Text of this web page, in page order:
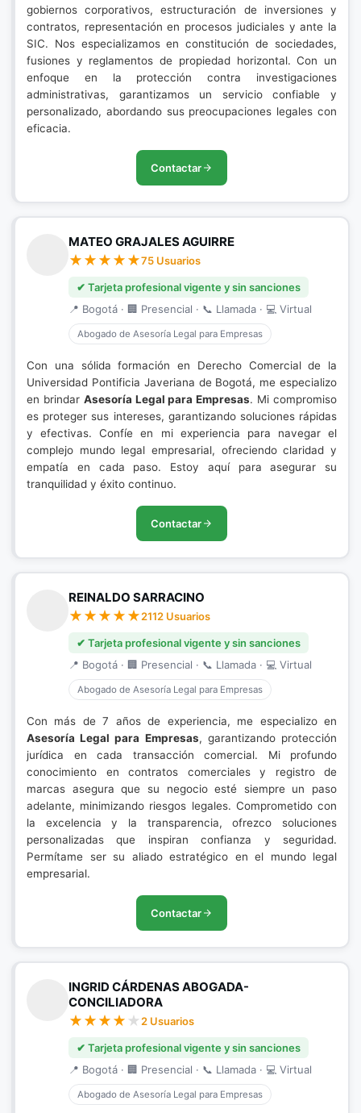
gobiernos corporativos, estructuración de inversiones y
contratos, representación en procesos judiciales y ante la
SIC. Nos especializamos en constitución de sociedades,
fusiones y reglamentos de propiedad horizontal. Con un
enfoque en la protección contra investigaciones
administrativas, garantizamos un servicio confiable y
personalizado, abordando sus preocupaciones legales con
eficacia.
Contactar
MATEO GRAJALES AGUIRRE
75 Usuarios
✔ Tarjeta profesional vigente y sin sanciones
📍 Bogotá · 🏢 Presencial · 📞 Llamada · 💻 Virtual
Abogado de Asesoría Legal para Empresas
Con una sólida formación en Derecho Comercial de la
Universidad Pontificia Javeriana de Bogotá, me especializo
en brindar Asesoría Legal para Empresas. Mi compromiso
es proteger sus intereses, garantizando soluciones rápidas
y efectivas. Confíe en mi experiencia para navegar el
complejo mundo legal empresarial, ofreciendo claridad y
empatía en cada paso. Estoy aquí para asegurar su
tranquilidad y éxito continuo.
Contactar
REINALDO SARRACINO
2112 Usuarios
✔ Tarjeta profesional vigente y sin sanciones
📍 Bogotá · 🏢 Presencial · 📞 Llamada · 💻 Virtual
Abogado de Asesoría Legal para Empresas
Con más de 7 años de experiencia, me especializo en
Asesoría Legal para Empresas, garantizando protección
jurídica en cada transacción comercial. Mi profundo
conocimiento en contratos comerciales y registro de
marcas asegura que su negocio esté siempre un paso
adelante, minimizando riesgos legales. Comprometido con
la excelencia y la transparencia, ofrezco soluciones
personalizadas que inspiran confianza y seguridad.
Permítame ser su aliado estratégico en el mundo legal
empresarial.
Contactar
INGRID CÁRDENAS ABOGADA-
CONCILIADORA
2 Usuarios
✔ Tarjeta profesional vigente y sin sanciones
📍 Bogotá · 🏢 Presencial · 📞 Llamada · 💻 Virtual
Abogado de Asesoría Legal para Empresas